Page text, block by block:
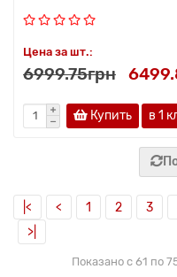
Цена за шт.:
6999.75грн
Купить в 1
|< < 1 2 3
>|
Показано с 61 по